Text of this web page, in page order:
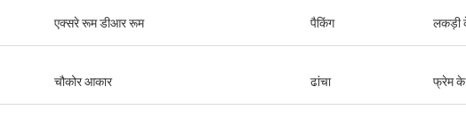
एक्सरे रूम डीआर रूम पैकिंग लकड़ी
चौकोर आकार ढांचा फ्रेम के